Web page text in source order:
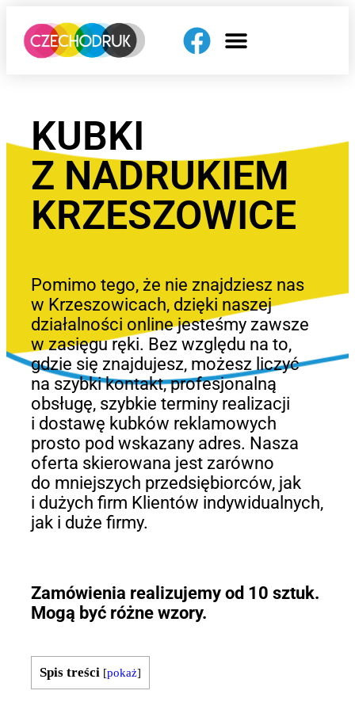
KUBKI
Z NADRUKIEM
KRZESZOWICE
Pomimo tego, że nie znajdziesz nas
w Krzeszowicach, dzięki naszej
działalności online jesteśmy zawsze
w zasięgu ręki. Bez względu na to,
gdzie się znajdujesz, możesz liczyć
na szybki kontakt, profesjonalną
obsługę, szybkie terminy realizacji
i dostawę kubków reklamowych
prosto pod wskazany adres. Nasza
oferta skierowana jest zarówno
do mniejszych przedsiębiorców, jak
i dużych firm Klientów indywidualnych,
jak i duże firmy.
Zamówienia realizujemy od 10 sztuk.
Mogą być różne wzory.
Spis treści [pokaż]